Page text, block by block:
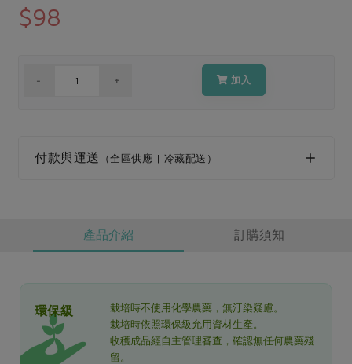
素食專區
地區活動
$98
加入
付款與運送 （全區供應 | 冷藏配送）
產品介紹 訂購須知
環保級
栽培時不使用化學農藥，無汙染疑慮。
栽培時依照環保級允用資材生產。
收穫成品經自主管理審查，確認無任何農藥殘
留。